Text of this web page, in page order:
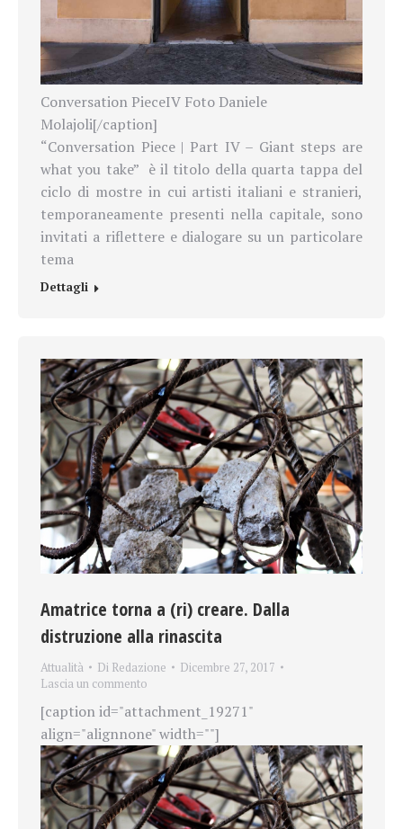
Conversation PieceIV Foto Daniele
Molajoli[/caption]
“Conversation Piece | Part IV – Giant steps are
what you take” è il titolo della quarta tappa del
ciclo di mostre in cui artisti italiani e stranieri,
temporaneamente presenti nella capitale, sono
invitati a riflettere e dialogare su un particolare
tema
Dettagli
Amatrice torna a (ri) creare. Dalla
distruzione alla rinascita
Attualità Di Redazione
Dicembre 27, 2017
Lascia un commento
[caption id="attachment_19271"
align="alignnone" width=""]